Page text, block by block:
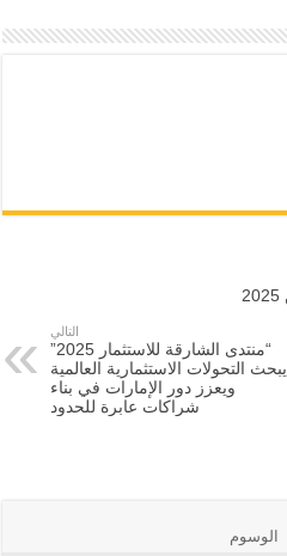
الشارقة في النصف الأول من 2025
التالي
“منتدى الشارقة للاستثمار 2025”
يبحث التحولات الاستثمارية العالمية
ويعزز دور الإمارات في بناء
شراكات عابرة للحدود
الوسوم